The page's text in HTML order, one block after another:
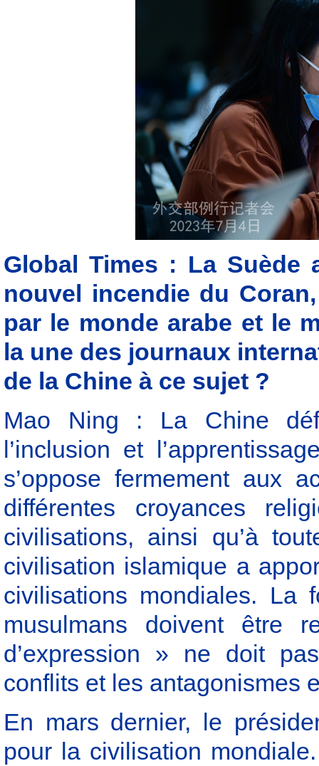
Global Times : La Suède
nouvel incendie du
par le monde arabe et le
la une des journaux
de la Chine à ce sujet ?
Mao Ning : La Chine
l’inclusion et
s’oppose fermement aux
différentes croyances
civilisations, ainsi qu’à
civilisation islamique a
civilisations mondiales. La
musulmans doivent être
d’expression » ne doit
conflits et les antagonismes
En mars dernier, le
pour la civilisation